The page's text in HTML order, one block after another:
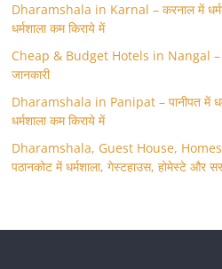
Dharamshala in Karnal – करनाल में
धर्मशाला कम किराये में
Cheap & Budget Hotels in Nangal –
जानकारी
Dharamshala in Panipat – पानीपत में
धर्मशाला कम किराये में
Dharamshala, Guest House,
पठानकोट में धर्मशाला, गेस्टहाउस, होमेस्टे और